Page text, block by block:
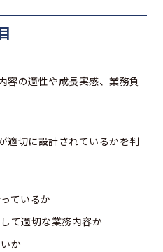
容の適性や成長実感、業務負
適切に設計されているかを判
ているか
て適切な業務内容か
か